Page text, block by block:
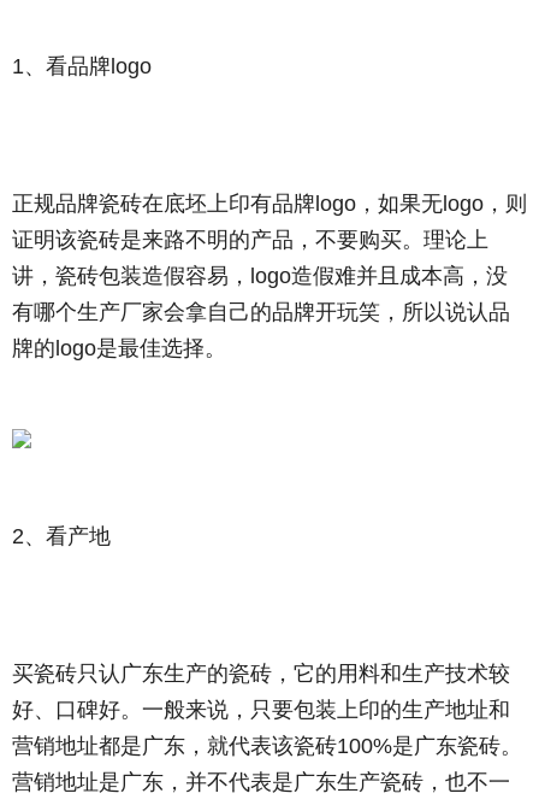
1、看品牌logo
正规品牌瓷砖在底坯上印有品牌logo，如果无logo，则
证明该瓷砖是来路不明的产品，不要购买。理论上
讲，瓷砖包装造假容易，logo造假难并且成本高，没
有哪个生产厂家会拿自己的品牌开玩笑，所以说认品
牌的 logo是最佳选择。
2、看产地
买瓷砖只认广东生产的瓷砖，它的用料和生产技术较
好、口碑好。一般来说，只要包装上印的生产地址和
营销地址都是广东，就代表该瓷砖100%是广东瓷砖。
营销地址是广东，并不代表是广东生产瓷砖，也不一